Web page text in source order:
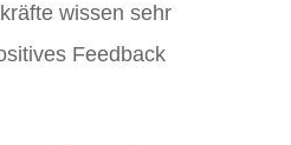
wissen sehr
Feedback